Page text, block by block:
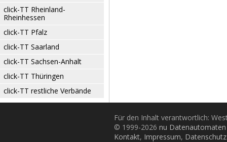
click-TT Rheinland-
Rheinhessen
click-TT Pfalz
click-TT Saarland
click-TT Sachsen-Anhalt
click-TT Thüringen
click-TT restliche Verbände
Für den Inhalt verantwortlich:
© 1999-2026 nu
Kontakt, Impressum, Datenschutz